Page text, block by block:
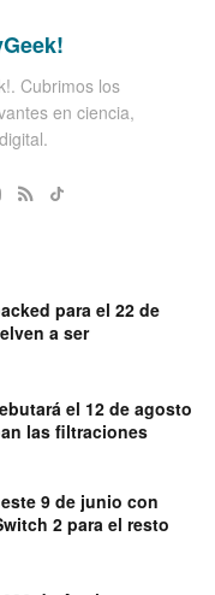
Cubrimos los
en ciencia,
para el 22 de
a ser
el 12 de agosto
las filtraciones
9 de junio con
2 para el resto